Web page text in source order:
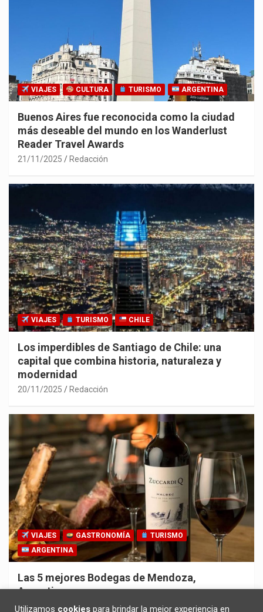
VIAJES CULTURA TURISMO ARGENTINA
Buenos Aires fue reconocida como la ciudad
más deseable del mundo en los Wanderlust
Reader Travel Awards
21/11/2025 Redacción
VIAJES TURISMO CHILE
Los imperdibles de Santiago de Chile: una
capital que combina historia, naturaleza y
modernidad
20/11/2025 Redacción
VIAJES GASTRONOMÍA
TURISMO
ARGENTINA
Las 5 mejores Bodegas de Mendoza,
Argentina
30/10/2025 Redacción
Utilizamos cookies para brindar la mejor experiencia en